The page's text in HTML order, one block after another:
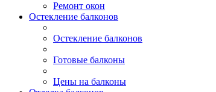
Ремонт окон
Остекление балконов
Остекление балконов
Готовые балконы
Цены на балконы